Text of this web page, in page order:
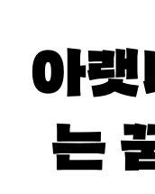
아랫
는